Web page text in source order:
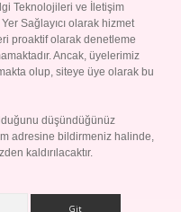
Teknolojileri ve İletişim
Sağlayıcı olarak hizmet
proaktif olarak denetleme
Ancak, üyelerimiz
olup, siteye üye olarak bu
düşündüğünüz
adresine bildirmeniz halinde,
kaldırılacaktır.